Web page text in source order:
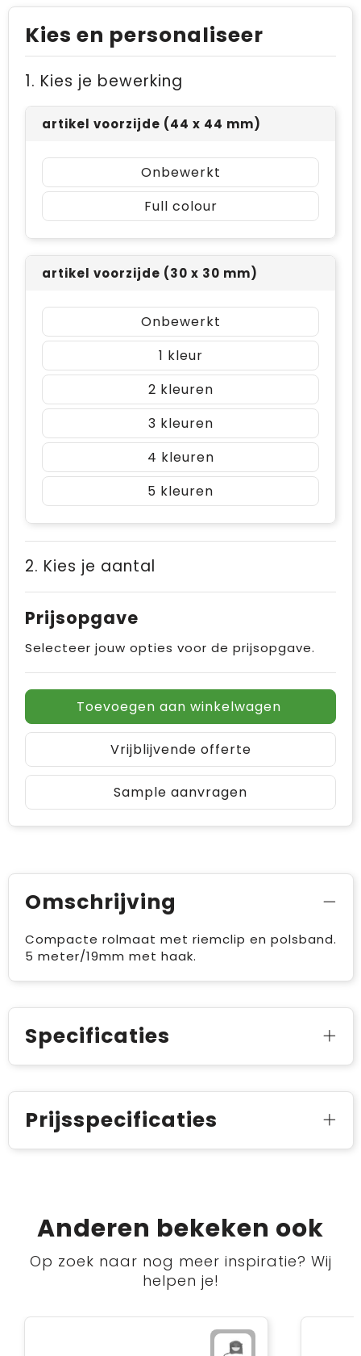
Kies en personaliseer
1. Kies je bewerking
artikel voorzijde (44 x 44 mm)
Onbewerkt
Full colour
artikel voorzijde (30 x 30 mm)
Onbewerkt
1
2
3
4
5
2. Kies je aantal
Prijsopgave
Selecteer jouw opties voor de prijsopgave.
Toevoegen aan winkelwagen
Vrijblijvende offerte
Sample aanvragen
Omschrijving
Compacte rolmaat met riemclip en polsband.
5 meter/19mm met haak.
Specificaties
Prijsspecificaties
Anderen bekeken ook
Op zoek naar nog meer inspiratie? Wij
helpen je!